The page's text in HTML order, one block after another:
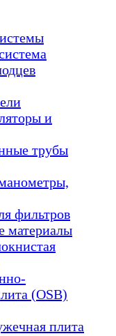
и
трубы
фильтров
материалы
(OSB)
плита